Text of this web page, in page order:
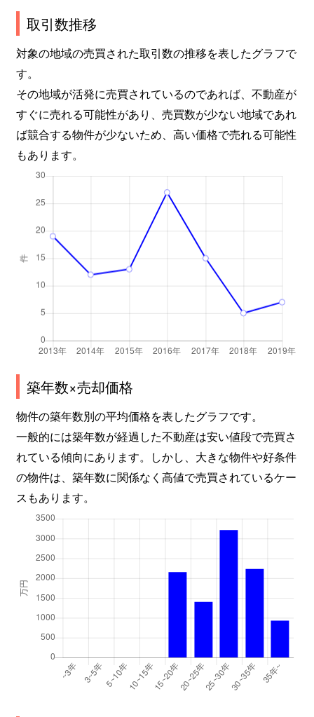
取引数推移
対象の地域の売買された取引数の推移を表したグラフで
す。
その地域が活発に売買されているのであれば、不動産が
すぐに売れる可能性があり、売買数が少ない地域であれ
ば競合する物件が少ないため、高い価格で売れる可能性
もあります。
築年数×売却価格
物件の築年数別の平均価格を表したグラフです。
一般的には築年数が経過した不動産は安い値段で売買さ
れている傾向にあります。しかし、大きな物件や好条件
の物件は、築年数に関係なく高値で売買されているケー
スもあります。